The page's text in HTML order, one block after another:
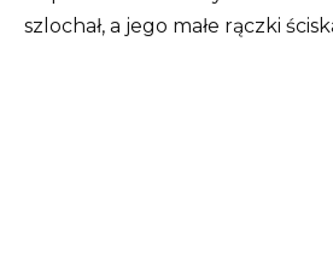
szlochał, a jego małe rączki